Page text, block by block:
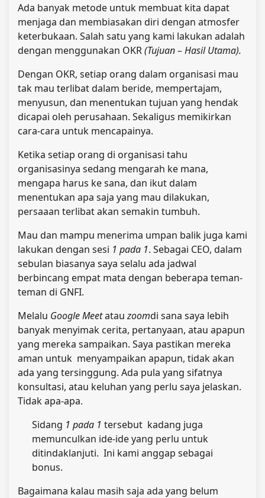
Ada banyak metode untuk membuat kita dapat
menjaga dan membiasakan diri dengan atmosfer
keterbukaan. Salah satu yang kami lakukan adalah
dengan menggunakan OKR(Tujuan – Hasil Utama).
Dengan OKR, setiap orang dalam organisasi mau
tak mau terlibat dalam beride, mempertajam,
menyusun, dan menentukan tujuan yang hendak
dicapai oleh perusahaan. Sekaligus memikirkan
cara-cara untuk mencapainya.
Ketika setiap orang di organisasi tahu
organisasinya sedang mengarah ke mana,
mengapa harus ke sana, dan ikut dalam
menentukan apa saja yang mau dilakukan,
persaaan terlibat akan semakin tumbuh.
Mau dan mampu menerima umpan balik juga kami
lakukan dengan sesi 1 pada 1. Sebagai CEO, dalam
sebulan biasanya saya selalu ada jadwal
berbincang empat mata dengan beberapa teman-
teman di GNFI.
Melalu Google Meetatauzoomdi sana saya lebih
banyak menyimak cerita, pertanyaan, atau apapun
yang mereka sampaikan. Saya pastikan mereka
aman untuk menyampaikan apapun, tidak akan
ada yang tersinggung. Ada pula yang sifatnya
konsultasi, atau keluhan yang perlu saya jelaskan.
Tidak apa-apa.
Sidang 1 pada 1 tersebut kadang juga
memunculkan ide-ide yang perlu untuk
ditindaklanjuti. Ini kami anggap sebagai
bonus.
Bagaimana kalau masih saja ada yang belum